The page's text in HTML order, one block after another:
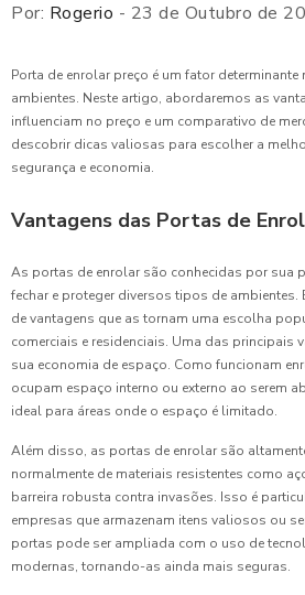
Por: Rogerio - 23 de Outubro de
Porta de enrolar preço é um fator
ambientes. Neste artigo, abordaremos as
influenciam no preço e um comparativo de
descobrir dicas valiosas para escolher a
segurança e economia.
Vantagens das Portas de
As portas de enrolar são conhecidas por sua
fechar e proteger diversos tipos de ambientes.
de vantagens que as tornam uma escolha
comerciais e residenciais. Uma das principais
sua economia de espaço. Como funcionam
ocupam espaço interno ou externo ao serem
ideal para áreas onde o espaço é limitado.
Além disso, as portas de enrolar são
normalmente de materiais resistentes como
barreira robusta contra invasões. Isso é
empresas que armazenam itens valiosos ou
portas pode ser ampliada com o uso de
modernas, tornando-as ainda mais seguras.